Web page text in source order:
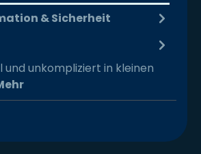
& Sicherheit
und unkompliziert in kleinen